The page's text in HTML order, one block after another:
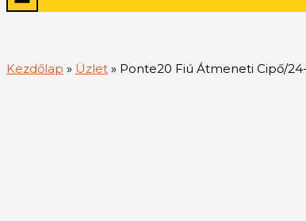
Kezdőlap » Üzlet » Ponte20 Fiú Átmeneti Cipő/